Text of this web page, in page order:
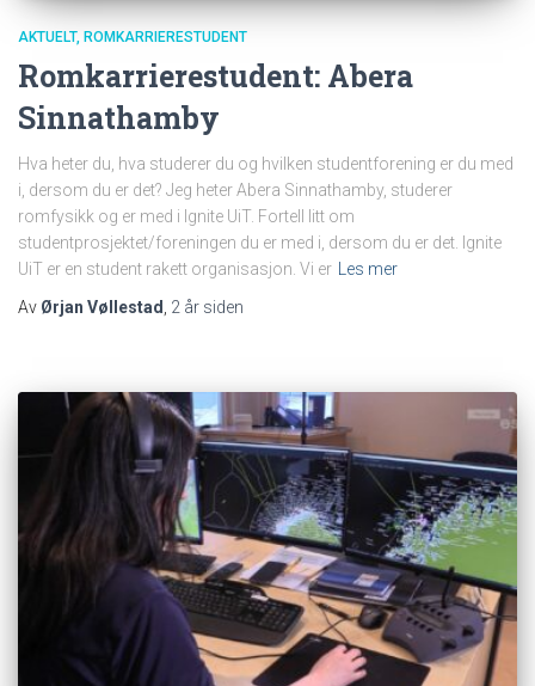
AKTUELT ROMKARRIERESTUDENT
Romkarrierestudent: Abera
Sinnathamby
Hva heter du, hva studerer du og hvilken studentforening er du med
i, dersom du er det? Jeg heter Abera Sinnathamby, studerer
romfysikk og er med i Ignite UiT. Fortell litt om
studentprosjektet/foreningen du er med i, dersom du er det. Ignite
UiT er en student rakett organisasjon. Vi er Les mer
Av Ørjan Vøllestad, 2 år siden